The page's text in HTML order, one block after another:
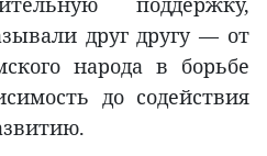
друг другу — от
народа в борьбе
до содействия